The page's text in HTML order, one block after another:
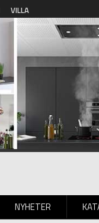
VILLA
NYHETER